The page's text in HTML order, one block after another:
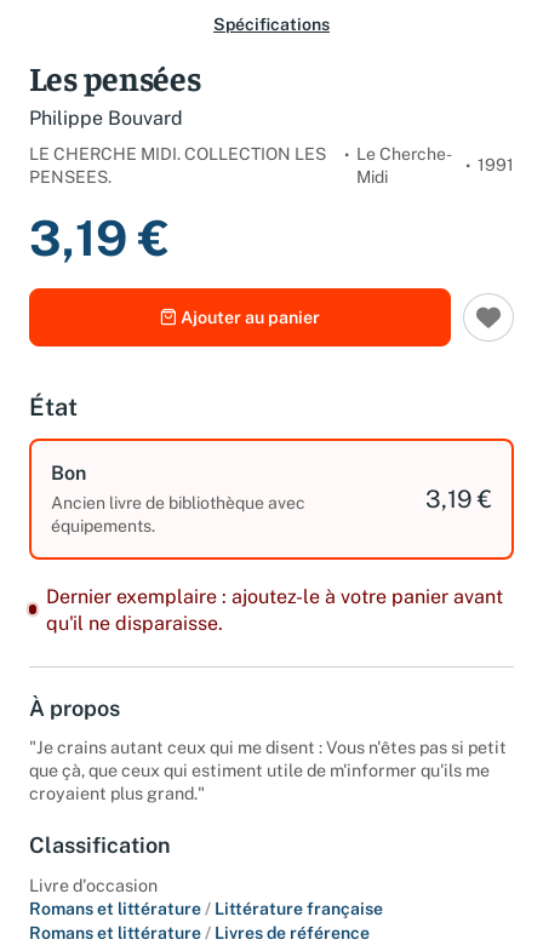
Spécifications
Les pensées
Philippe Bouvard
LE CHERCHE MIDI. COLLECTION LES
PENSEES.
Le Cherche-
Midi
1991
3,19 €
Ajouter au panier
État
Bon
Ancien livre de bibliothèque avec
équipements.
3,19 €
Dernier exemplaire : ajoutez-le à votre panier avant
qu'il ne disparaisse.
À propos
"Je crains autant ceux qui me disent : Vous n'êtes pas si petit
que çà, que ceux qui estiment utile de m'informer qu'ils me
croyaient plus grand."
Classification
Livre d'occasion
Romans et littérature / Littérature française
Romans et littérature / Livres de référence